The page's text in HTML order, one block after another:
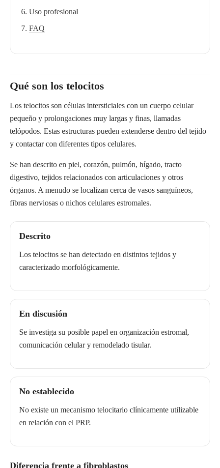
Uso profesional
FAQ
Qué son los telocitos
Los telocitos son células intersticiales con un cuerpo celular
pequeño y prolongaciones muy largas y finas, llamadas
telópodos. Estas estructuras pueden extenderse dentro del tejido
y contactar con diferentes tipos celulares.
Se han descrito en piel, corazón, pulmón, hígado, tracto
digestivo, tejidos relacionados con articulaciones y otros
órganos. A menudo se localizan cerca de vasos sanguíneos,
fibras nerviosas o nichos celulares estromales.
Descrito
Los telocitos se han detectado en distintos tejidos y
caracterizado morfológicamente.
En discusión
Se investiga su posible papel en organización estromal,
comunicación celular y remodelado tisular.
No establecido
No existe un mecanismo telocitario clínicamente utilizable
en relación con el PRP.
Diferencia frente a fibroblastos